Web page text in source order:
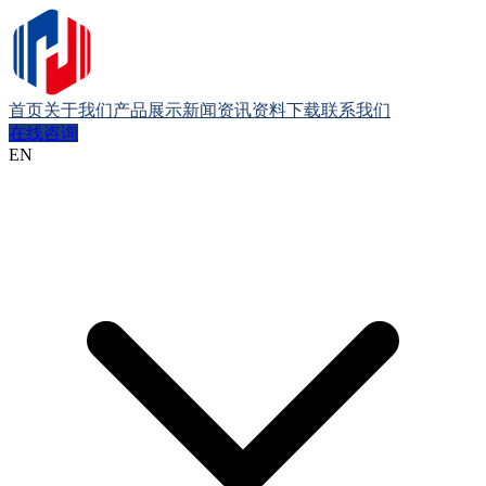
首页关于我们产品展示新闻资讯资料下载联系我们
在线咨询
EN